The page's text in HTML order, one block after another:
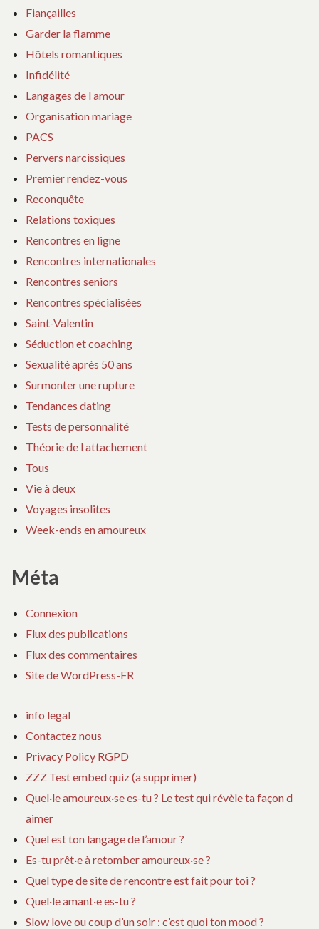
Fiançailles
Garder la flamme
Hôtels romantiques
Infidélité
Langages de l amour
Organisation mariage
PACS
Pervers narcissiques
Premier rendez-vous
Reconquête
Relations toxiques
Rencontres en ligne
Rencontres internationales
Rencontres seniors
Rencontres spécialisées
Saint-Valentin
Séduction et coaching
Sexualité après 50 ans
Surmonter une rupture
Tendances dating
Tests de personnalité
Théorie de l attachement
Tous
Vie à deux
Voyages insolites
Week-ends en amoureux
Méta
Connexion
Flux des publications
Flux des commentaires
Site de WordPress-FR
info legal
Contactez nous
Privacy Policy RGPD
ZZZ Test embed quiz (a supprimer)
Quel·le amoureux·se es-tu ? Le test qui révèle ta façon d
aimer
Quel est ton langage de l’amour ?
Es-tu prêt·e à retomber amoureux·se ?
Quel type de site de rencontre est fait pour toi ?
Quel·le amant·e es-tu ?
Slow love ou coup d’un soir : c’est quoi ton mood ?